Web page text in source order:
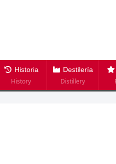
Historia
History
Destilería
Distillery